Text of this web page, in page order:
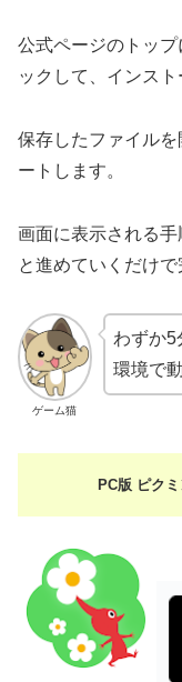
公式ページのトッ
ックして、インスト
保存したファイル
ートします。
画面に表示される手
と進めていくだけで
ゲーム猫
わずか5
環境で
PC版 ピク